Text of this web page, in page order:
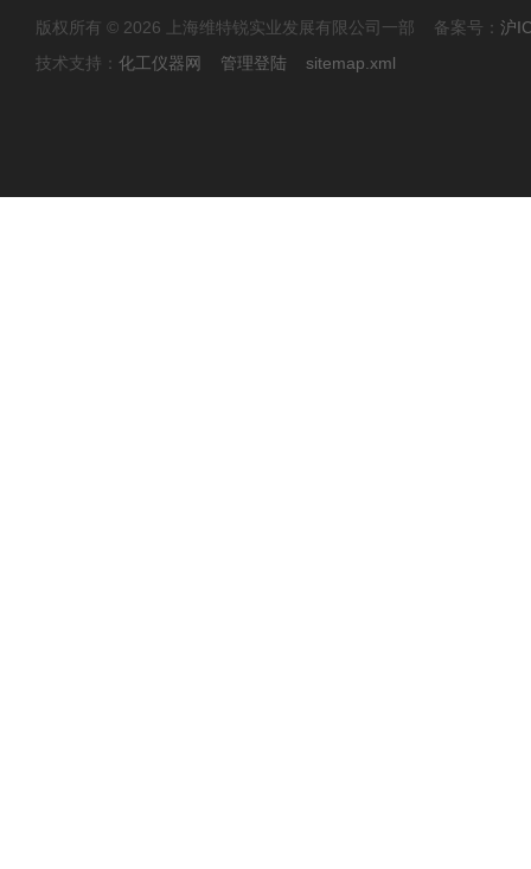
版权所有 © 2026 上海维特锐实业发展有限公司一部 备案号： 沪
技术支持： 化工仪器网 管理登陆 sitemap.xml